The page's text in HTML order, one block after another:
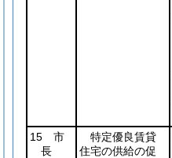
15 市
長
特定優良賃貸
住宅の供給の促